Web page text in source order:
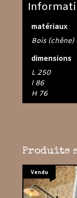
matériaux
Bois
dimensions
L 250
l 86
H 76
Produits
Vendu